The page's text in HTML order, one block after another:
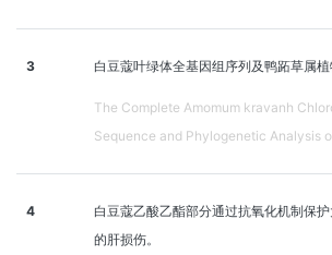
3 白豆蔻叶绿体全基因组序列及鸭跖草属植
The Complete Amomum kravanh
Sequence and Phylogenetic Analysis
4
白豆蔻乙酸乙酯部分通过抗氧化机制保
的肝损伤。